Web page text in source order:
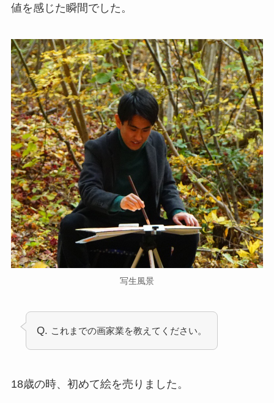
値を感じた瞬間でした。
写生風景
Q. これまでの画家業を教えてください。
18歳の時、初めて絵を売りました。